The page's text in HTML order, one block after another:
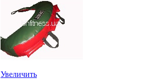
Увеличить